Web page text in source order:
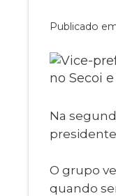
Publicado
Na
O grupo
quando